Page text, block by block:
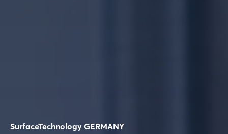
SurfaceTechnology GERMANY